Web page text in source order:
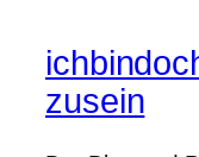
zusein